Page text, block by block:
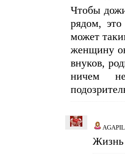
Чтобы
рядом,
может
женщину
внуков,
ничем
Жизнь